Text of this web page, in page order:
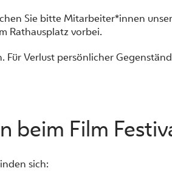
Sie bitte Mitarbeiter*innen
Rathausplatz vorbei.
Für Verlust persönlicher
beim Film
sich: